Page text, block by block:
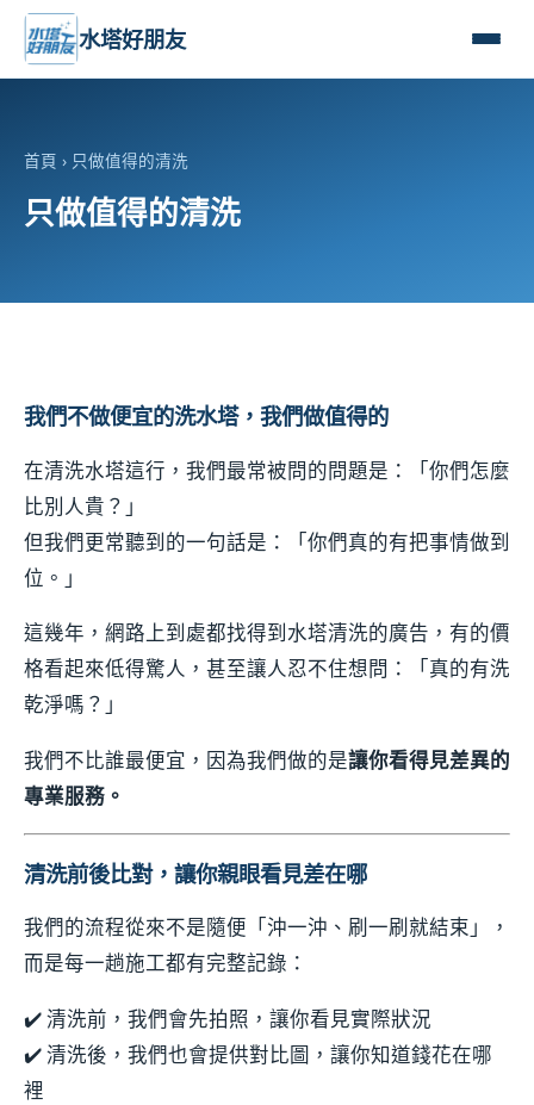
水塔好朋友
首頁 › 只做值得的清洗
只做值得的清洗
我們不做便宜的洗水塔，我們做值得的
在清洗水塔這行，我們最常被問的問題是：「你們怎麼
比別人貴？」
但我們更常聽到的一句話是：「你們真的有把事情做到
位。」
這幾年，網路上到處都找得到水塔清洗的廣告，有的價
格看起來低得驚人，甚至讓人忍不住想問：「真的有洗
乾淨嗎？」
我們不比誰最便宜，因為我們做的是讓你看得見差異的
專業服務。
清洗前後比對，讓你親眼看見差在哪
我們的流程從來不是隨便「沖一沖、刷一刷就結束」，
而是每一趟施工都有完整記錄：
✔️ 清洗前，我們會先拍照，讓你看見實際狀況
✔️ 清洗後，我們也會提供對比圖，讓你知道錢花在哪
裡